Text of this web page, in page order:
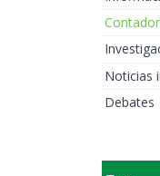
Noticias
Debates